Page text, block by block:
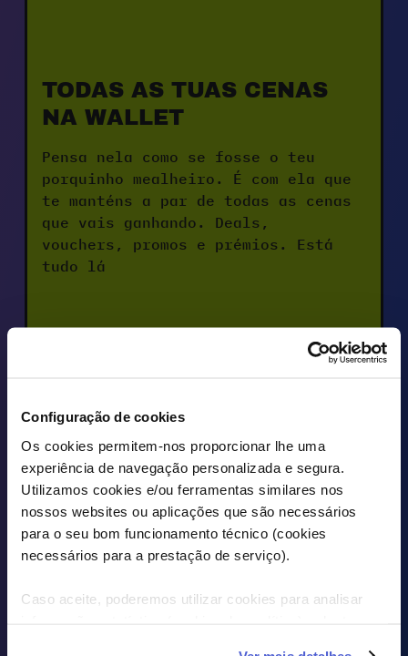
Configuração de cookies
Os cookies permitem-nos proporcionar lhe uma
experiência de navegação personalizada e segura.
Utilizamos cookies e/ou ferramentas similares nos
nossos websites ou aplicações que são necessários
para o seu bom funcionamento técnico (cookies
necessários para a prestação de serviço).
Caso aceite, poderemos utilizar cookies para analisar
TODAS AS TUAS CENAS
NA WALLET
Pensa nela como se fosse o teu
porquinho mealheiro. É com ela que
te manténs a par de todas as cenas
que vais ganhando. Deals,
vouchers, promos e prémios. Está
tudo lá
COM ESTA APP
TER A PAPINHA TODA